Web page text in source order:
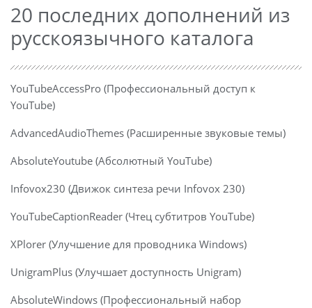
20 последних дополнений из
русскоязычного каталога
YouTubeAccessPro (Профессиональный доступ к
YouTube)
AdvancedAudioThemes (Расширенные звуковые темы)
AbsoluteYoutube (Абсолютный YouTube)
Infovox230 (Движок синтеза речи Infovox 230)
YouTubeCaptionReader (Чтец субтитров YouTube)
XPlorer (Улучшение для проводника Windows)
UnigramPlus (Улучшает доступность Unigram)
AbsoluteWindows (Профессиональный набор